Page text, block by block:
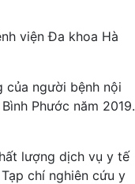
viện Đa khoa Hà
của người bệnh nội
Phước năm 2019.
lượng dịch vụ y tế
chí nghiên cứu y